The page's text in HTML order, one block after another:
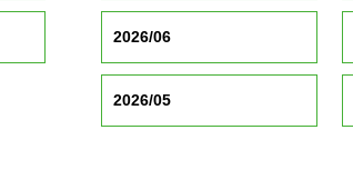
2026/06
2026/05